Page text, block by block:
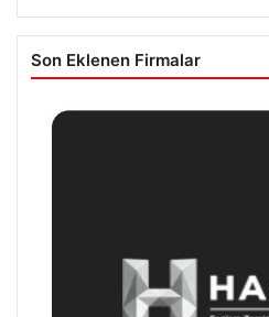
Son Eklenen Firmalar